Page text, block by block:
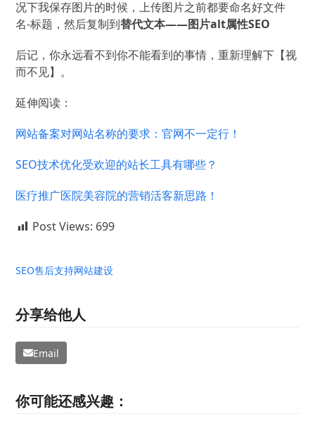
况下我保存图片的时候，上传图片之前都要命名好文件
名-标题，然后复制到替代文本——图片alt属性SEO
后记，你永远看不到你不能看到的事情，重新理解下【视
而不见】。
延伸阅读：
网站备案对网站名称的要求：官网不一定行！
SEO技术优化受欢迎的站长工具有哪些？
医疗推广医院美容院的营销活客新思路！
Post Views: 699
SEO售后支持网站建设
分享给他人
Email
你可能还感兴趣：